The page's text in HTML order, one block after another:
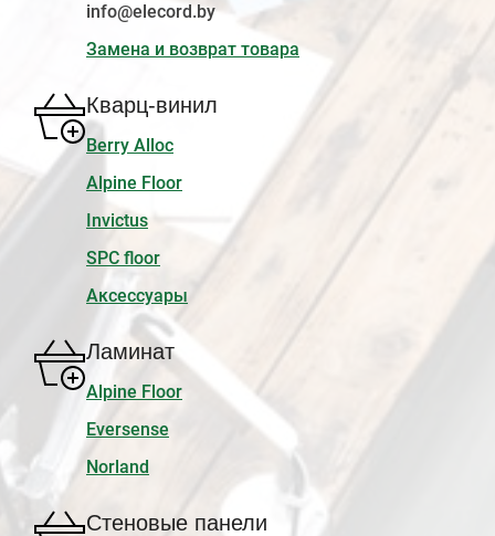
info@elecord.by
Замена и возврат товара
Кварц-винил
Berry Alloc
Alpine Floor
Invictus
SPC floor
Аксессуары
Ламинат
Alpine Floor
Eversense
Norland
Стеновые панели